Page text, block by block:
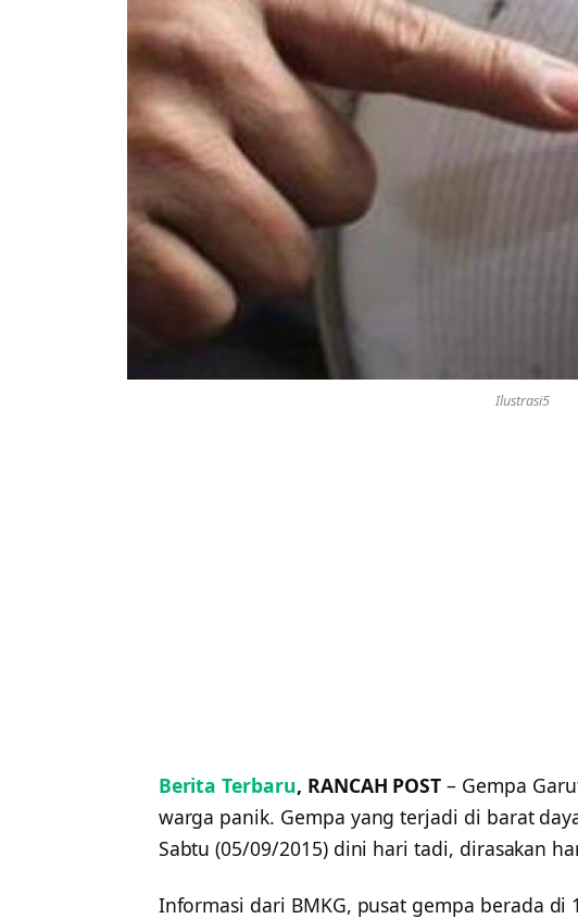
Ilustrasi5
Berita Terbaru, RANCAH POST – Gempa
warga panik. Gempa yang terjadi di barat
Sabtu (05/09/2015) dini hari tadi, dirasakan
Informasi dari BMKG, pusat gempa berada di